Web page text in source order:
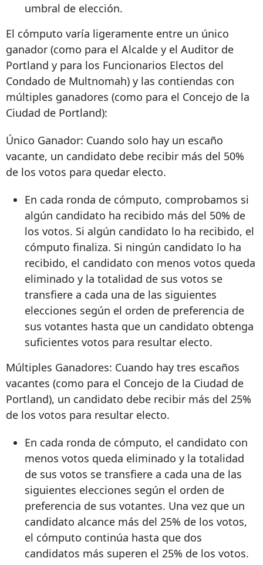
umbral de elección.
El cómputo varía ligeramente entre un único
ganador (como para el Alcalde y el Auditor de
Portland y para los Funcionarios Electos del
Condado de Multnomah) y las contiendas con
múltiples ganadores (como para el Concejo de la
Ciudad de Portland):
Único Ganador: Cuando solo hay un escaño
vacante, un candidato debe recibir más del 50%
de los votos para quedar electo.
En cada ronda de cómputo, comprobamos si
algún candidato ha recibido más del 50% de
los votos. Si algún candidato lo ha recibido, el
cómputo finaliza. Si ningún candidato lo ha
recibido, el candidato con menos votos queda
eliminado y la totalidad de sus votos se
transfiere a cada una de las siguientes
elecciones según el orden de preferencia de
sus votantes hasta que un candidato obtenga
suficientes votos para resultar electo.
Múltiples Ganadores: Cuando hay tres escaños
vacantes (como para el Concejo de la Ciudad de
Portland), un candidato debe recibir más del 25%
de los votos para resultar electo.
En cada ronda de cómputo, el candidato con
menos votos queda eliminado y la totalidad
de sus votos se transfiere a cada una de las
siguientes elecciones según el orden de
preferencia de sus votantes. Una vez que un
candidato alcance más del 25% de los votos,
el cómputo continúa hasta que dos
candidatos más superen el 25% de los votos.